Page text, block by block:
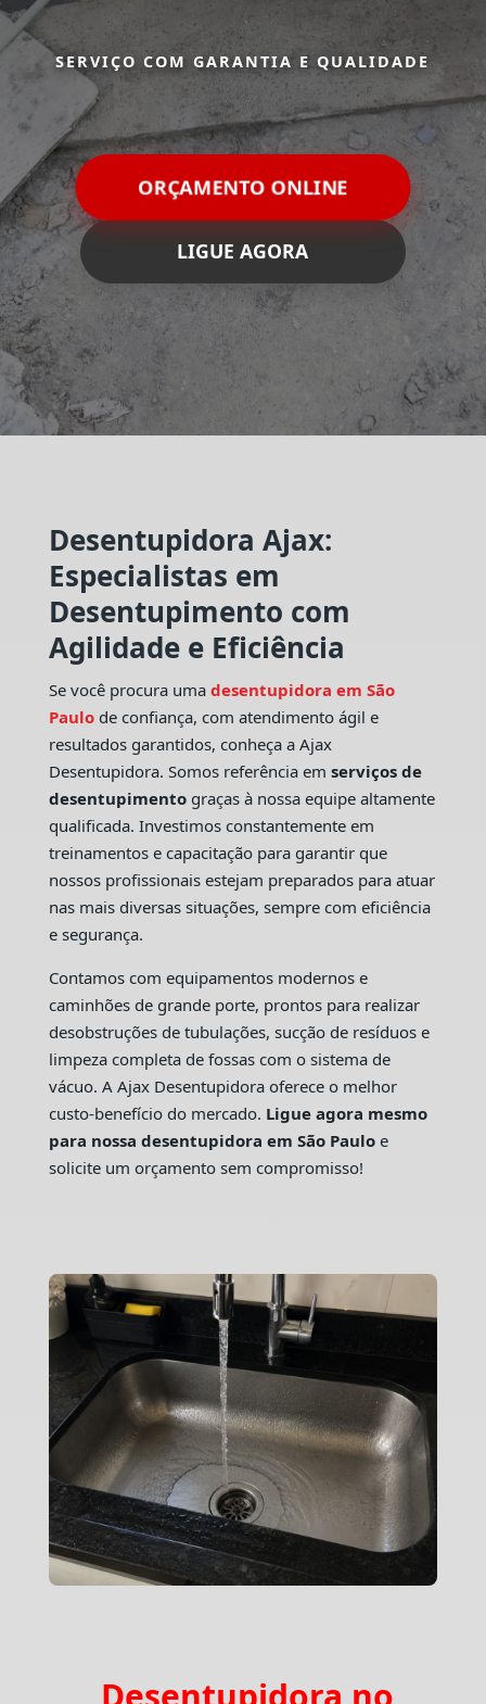
SERVIÇO COM GARANTIA E QUALIDADE
ORÇAMENTO ONLINE
LIGUE AGORA
Desentupidora Ajax:
Especialistas em
Desentupimento com
Agilidade e Eficiência
Se você procura uma desentupidora em São
Paulo de confiança, com atendimento ágil e
resultados garantidos, conheça a Ajax
Desentupidora. Somos referência em serviços de
desentupimentograças à nossa equipe altamente
qualificada. Investimos constantemente em
treinamentos e capacitação para garantir que
nossos profissionais estejam preparados para atuar
nas mais diversas situações, sempre com eficiência
e segurança.
Contamos com equipamentos modernos e
caminhões de grande porte, prontos para realizar
desobstruções de tubulações, sucção de resíduos e
limpeza completa de fossas com o sistema de
vácuo. A Ajax Desentupidora oferece o melhor
custo-benefício do mercado. Ligue agora mesmo
para nossa desentupidora em São Pauloe
solicite um orçamento sem compromisso!